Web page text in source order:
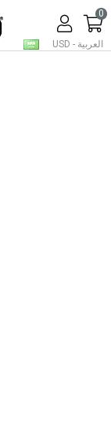
العربية - USD
0